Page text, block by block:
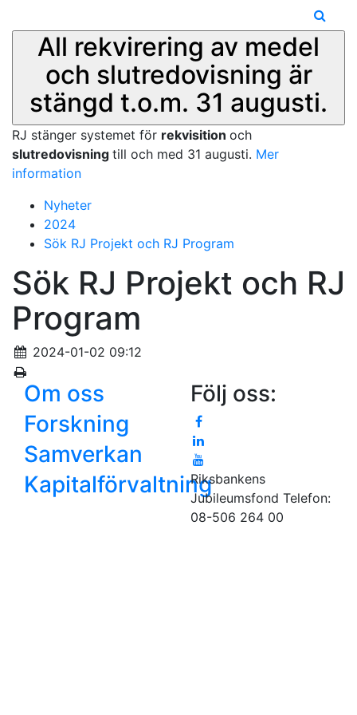
All rekvirering av medel
och slutredovisning är
stängd t.o.m. 31 augusti.
RJ stänger systemet för rekvisition och
slutredovisning till och med 31 augusti. Mer
information
Nyheter
2024
Sök RJ Projekt och RJ Program
Sök RJ Projekt och RJ
Program
2024-01-02 09:12
Om oss
Forskning
Samverkan
Kapitalförvaltning
Följ oss:
Riksbankens
Jubileumsfond Telefon:
08-506 264 00